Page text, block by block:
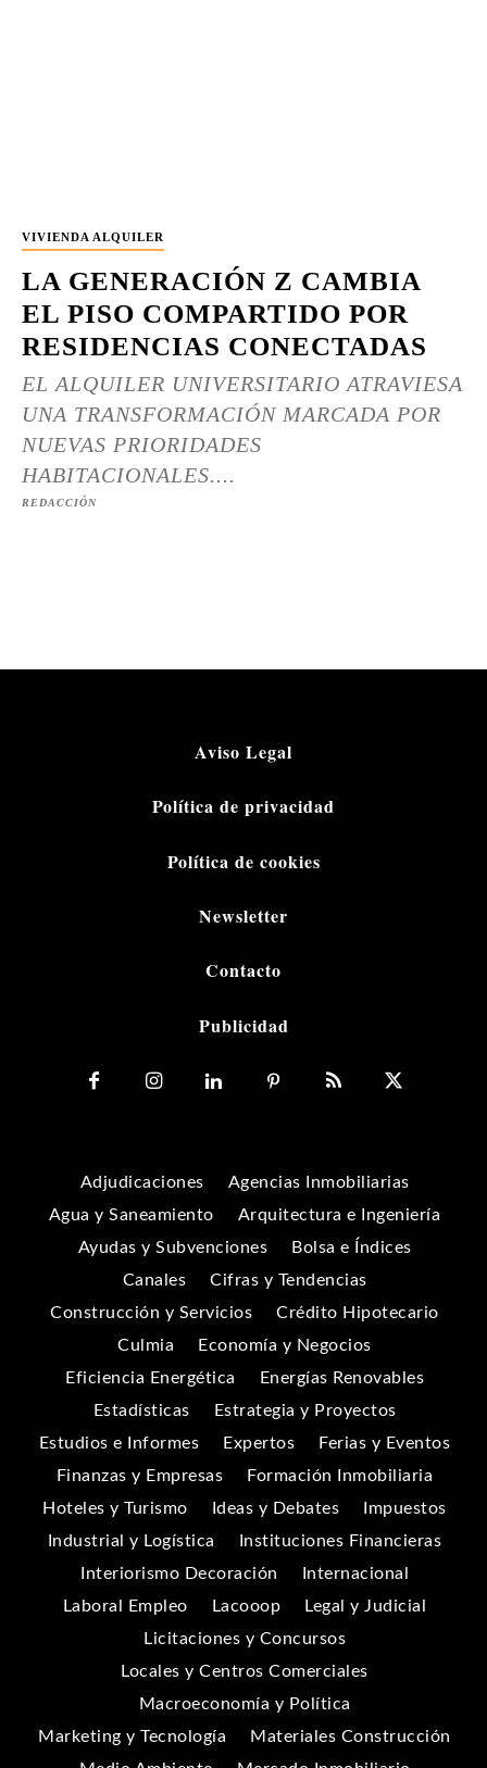
VIVIENDA ALQUILER
LA GENERACIÓN Z CAMBIA
EL PISO COMPARTIDO POR
RESIDENCIAS CONECTADAS
EL ALQUILER UNIVERSITARIO ATRAVIESA
UNA TRANSFORMACIÓN MARCADA POR
NUEVAS PRIORIDADES
HABITACIONALES....
REDACCIÓN
Aviso Legal
Política de privacidad
Política de cookies
Newsletter
Contacto
Publicidad
Adjudicaciones
Agencias Inmobiliarias
Agua y Saneamiento
Arquitectura e Ingeniería
Ayudas y Subvenciones
Bolsa e Índices
Canales
Cifras y Tendencias
Construcción y Servicios
Crédito Hipotecario
Culmia
Economía y Negocios
Eficiencia Energética
Energías Renovables
Estadísticas
Estrategia y Proyectos
Estudios e Informes
Expertos
Ferias y Eventos
Finanzas y Empresas
Formación Inmobiliaria
Hoteles y Turismo
Ideas y Debates
Impuestos
Industrial y Logística
Instituciones Financieras
Interiorismo Decoración
Internacional
Laboral Empleo
Lacooop
Legal y Judicial
Licitaciones y Concursos
Locales y Centros Comerciales
Macroeconomía y Política
Marketing y Tecnología
Materiales Construcción